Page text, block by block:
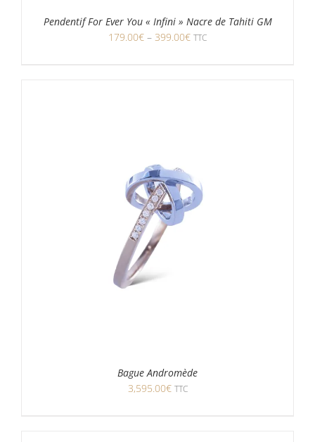
Pendentif For Ever You « Infini » Nacre de Tahiti GM
179.00€ – 399.00€ TTC
Bague Andromède
3,595.00€ TTC